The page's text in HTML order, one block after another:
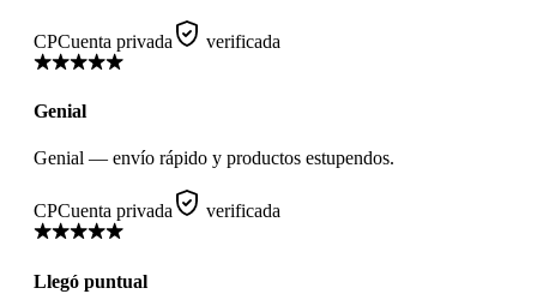
CPCuenta privada verificada
Genial
Genial — envío rápido y productos estupendos.
CPCuenta privada verificada
Llegó puntual